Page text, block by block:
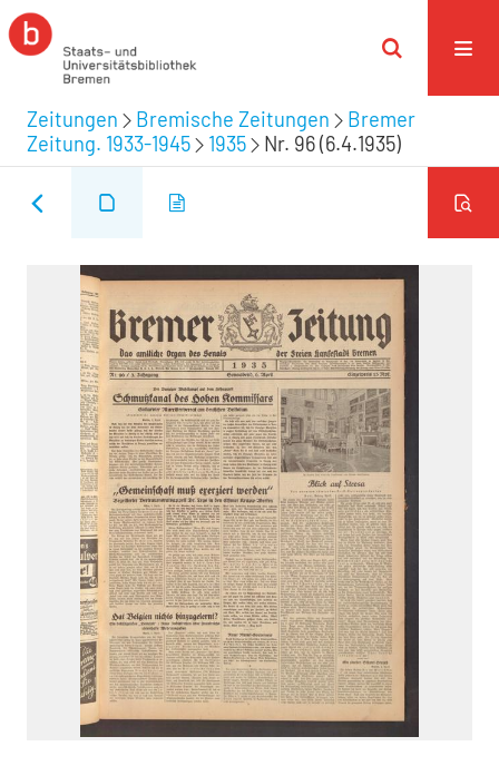
Zeitungen Bremische Zeitungen
Bremer
Zeitung. 1933-1945
1935 Nr. 96 (6.4.1935)